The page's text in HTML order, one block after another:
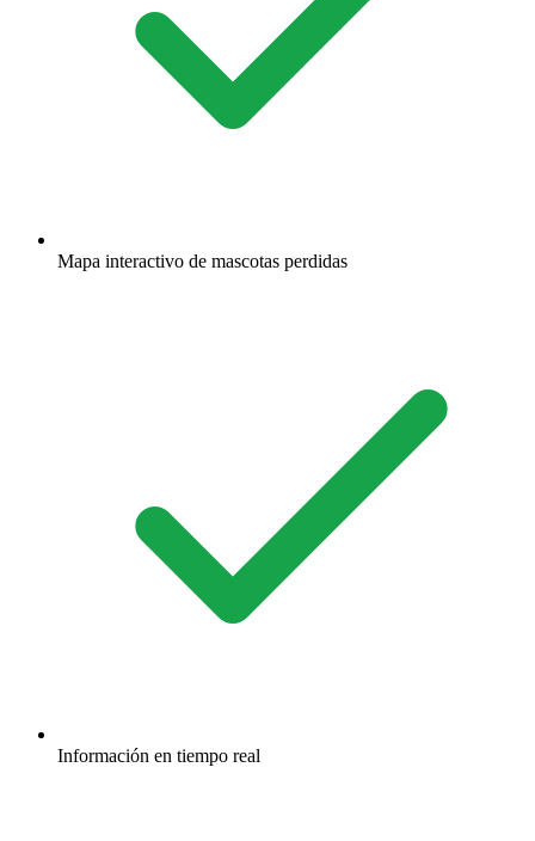
Mapa interactivo de mascotas perdidas
Información en tiempo real